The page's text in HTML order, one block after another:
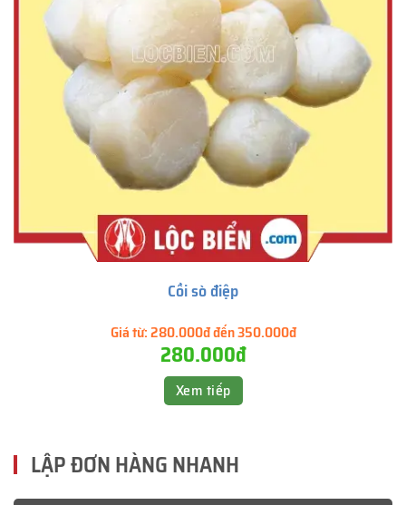
Cồi sò điệp
Giá từ:280.000đ đến 350.000đ
280.000đ
Xem tiếp
LẬP ĐƠN HÀNG NHANH